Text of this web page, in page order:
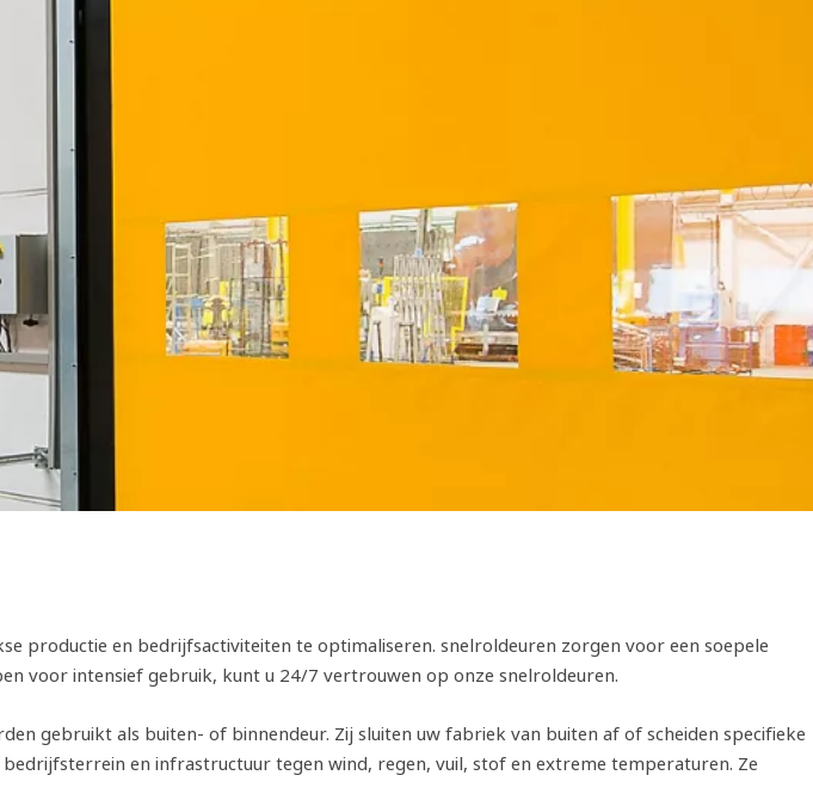
productie en bedrijfsactiviteiten te optimaliseren. snelroldeuren zorgen voor een soepele
voor intensief gebruik, kunt u 24/7 vertrouwen op onze snelroldeuren.
gebruikt als buiten- of binnendeur. Zij sluiten uw fabriek van buiten af of scheiden specifieke
en infrastructuur tegen wind, regen, vuil, stof en extreme temperaturen. Ze